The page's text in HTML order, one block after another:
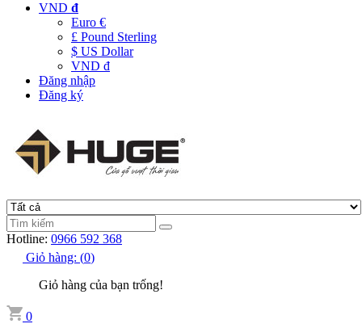
VND đ
Euro €
£ Pound Sterling
$ US Dollar
VND đ
Đăng nhập
Đăng ký
Hotline: 0966 592 368
Giỏ hàng: (0)
Giỏ hàng của bạn trống!
0